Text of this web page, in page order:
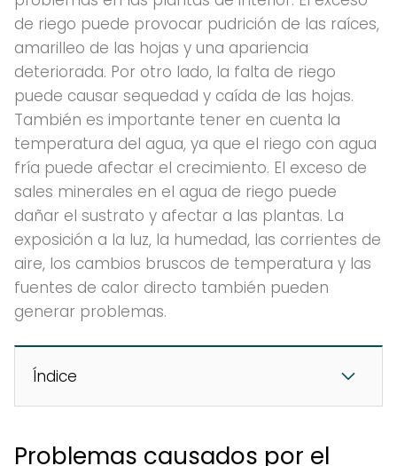
de riego puede provocar pudrición de las raíces,
amarilleo de las hojas y una apariencia
deteriorada. Por otro lado, la falta de riego
puede causar sequedad y caída de las hojas.
También es importante tener en cuenta la
temperatura del agua, ya que el riego con agua
fría puede afectar el crecimiento. El exceso de
sales minerales en el agua de riego puede
dañar el sustrato y afectar a las plantas. La
exposición a la luz, la humedad, las corrientes de
aire, los cambios bruscos de temperatura y las
fuentes de calor directo también pueden
generar problemas.
Índice
Problemas causados por el